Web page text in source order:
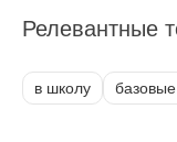
Релевантные
в школу базовые